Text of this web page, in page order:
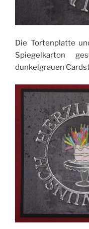
Die Tortenplatte
Spiegelkarton
dunkelgrauen